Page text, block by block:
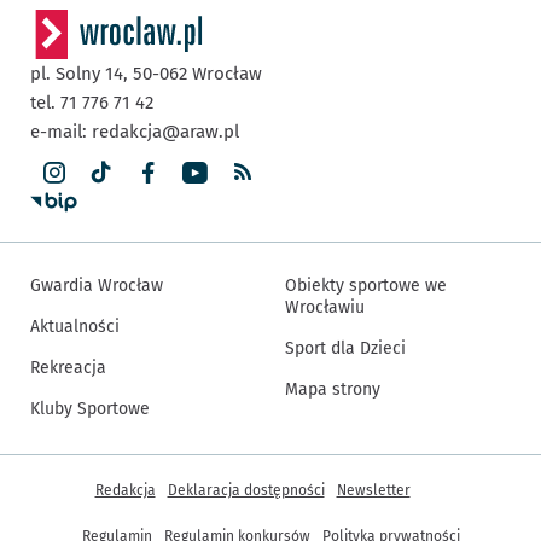
pl. Solny 14, 50-062 Wrocław
tel. 71 776 71 42
e-mail: redakcja@araw.pl
Gwardia Wrocław
Aktualności
Rekreacja
Kluby Sportowe
Obiekty sportowe we
Wrocławiu
Sport dla Dzieci
Mapa strony
Inne informacje
Redakcja Deklaracja dostępności Newsletter
Regulamin Regulamin konkursów Polityka prywatności